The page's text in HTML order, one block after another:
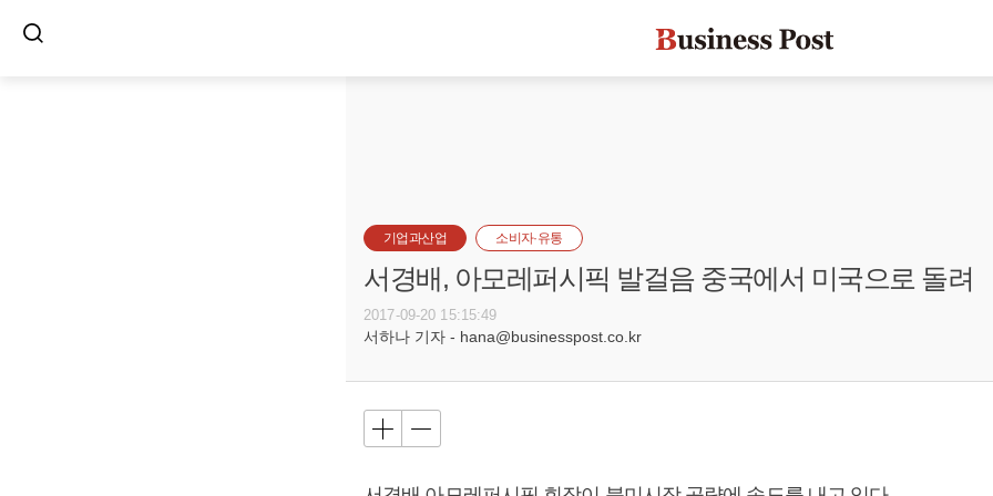
기업과산업 소비자·유통
서경배, 아모레퍼시픽 발걸음 중국에서 미국으로 돌려
2017-09-20 15:15:49
서하나 기자 - hana@businesspost.co.kr